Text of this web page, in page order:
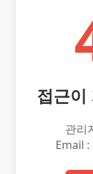
접근이
관리
Email